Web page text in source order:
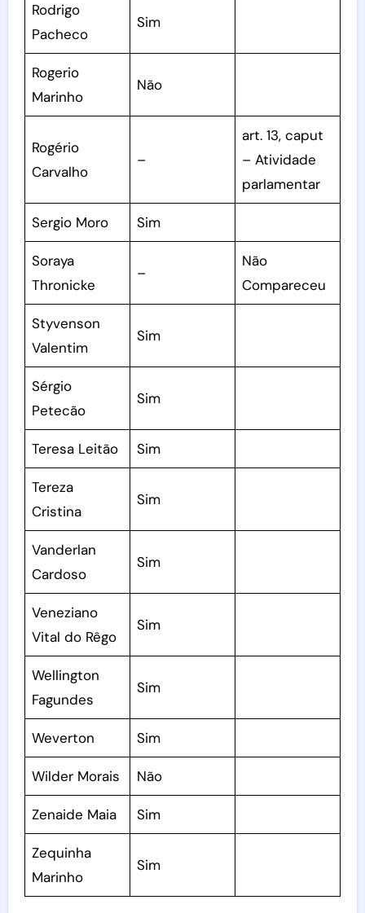
Rodrigo
Pacheco
Sim
Rogerio
Marinho
Não
Rogério
Carvalho
–
art. 13, caput
– Atividade
parlamentar
Sergio Moro Sim
Soraya
Thronicke
–
Não
Compareceu
Styvenson
Valentim
Sim
Sérgio
Petecão
Sim
Teresa Leitão Sim
Tereza
Cristina
Sim
Vanderlan
Cardoso
Sim
Veneziano
Vital do Rêgo
Sim
Wellington
Fagundes
Sim
Weverton Sim
Wilder Morais Não
Zenaide Maia Sim
Zequinha
Marinho
Sim